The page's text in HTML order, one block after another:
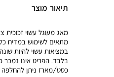
תיאור מוצר
מתאים לשימוש במדיח
במציאות עשוי להיות
בלבד. הפריט אינו נמכר
כסט/מארז ניתן להחלפה